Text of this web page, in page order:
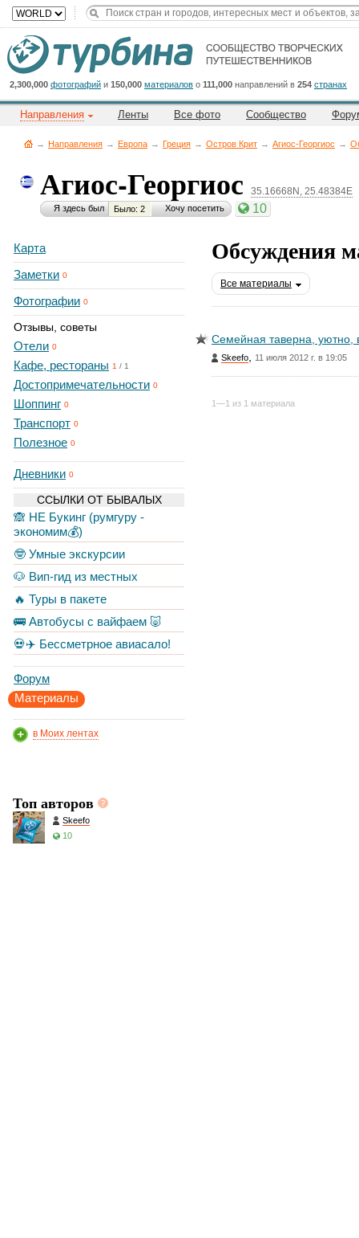
2,300,000 фотографий и 150,000 материалов о 111,000 направлений в 254 странах
Направления Ленты Все фото Сообщество
→ Направления → Европа → Греция → Остров Крит → Агиос-Георгиос →
Агиос-Георгиос 35.16668N, 25.48384E
Я здесь был Было: 2 Хочу посетить 10
Карта
Заметки 0
Фотографии 0
Отзывы, советы
Отели 0
Кафе, рестораны 1 / 1
Достопримечательности 0
Шоппинг 0
Транспорт 0
Полезное 0
Дневники 0
ССЫЛКИ ОТ БЫВАЛЫХ
🙈 НЕ Букинг (румгуру -
экономим💰)
🤓 Умные экскурсии
🐶 Вип-гид из местных
🔥 Туры в пакете
🚌 Автобусы с вайфаем 🐷
💀✈️ Бессметрное авиасало!
Форум
Материалы
в Моих лентах
Топ авторов
Skeefo
10
Обсуждения
Все материалы
Семейная таверна, уютно,
Skeefo 11 июля 2012 г. в 19:05
1—1 из 1 материала
Cейчас
на
сайте:
Title
Button